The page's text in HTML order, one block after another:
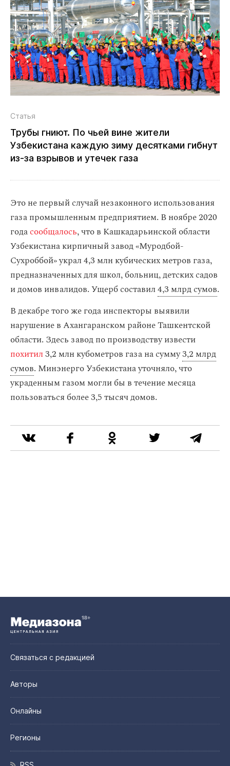
Статья
Трубы гниют. По чьей вине жители
Узбекистана каждую зиму десятками гибнут
из‑за взрывов и утечек газа
Это не первый случай незаконного использования
газа промышленным предприятием. В ноябре 2020
годасообщалось, что в Кашкадарьинской области
Узбекистана кирпичный завод «Муродбой-
Сухроббой» украл 4,3 млн кубических метров газа,
предназначенных для школ, больниц, детских садов
и домов инвалидов. Ущерб составил4,3 млрд сумов.
В декабре того же года инспекторы выявили
нарушение в Ахангаранском районе Ташкентской
области. Здесь завод по производству извести
похитил3,2 млн кубометров газа на сумму3,2 млрд
сумов. Минэнерго Узбекистана уточняло, что
украденным газом могли бы в течение месяца
пользоваться более 3,5 тысяч домов.
Связаться с редакцией
Авторы
Онлайны
Регионы